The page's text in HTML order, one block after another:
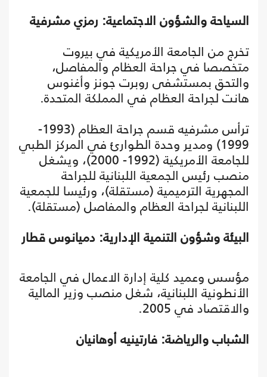
السياحة والشؤون الاجتماعية: رمزي مشرفية
تخرج من الجامعة الأمريكية في بيروت
‏متخصصا ‏‏في جراحة العظام والمفاصل،
والتحق بمستشفى روبرت جونز وأغنوس
هانت لجراحة العظام في المملكة المتحدة.
ترأس مشرفيه قسم جراحة العظام (1993-
1999) ومدير وحدة الطوارئ في المركز الطبي
للجامعة الأمريكية (1992- 2000)، ويشغل
منصب رئيس الجمعية اللبنانية للجراحة
المجهرية الترميمية (مستقلة)، ورئيسا للجمعية
اللبنانية لجراحة العظام ‏والمفاصل (مستقلة).
البيئة وشؤون التنمية الإدارية: دميانوس قطار
مؤسس وعميد كلية إدارة الاعمال في الجامعة
الأنطونية اللبنانية، شغل منصب وزير المالية
والاقتصاد في 2005.
الشباب والرياضة: فارتينيه أوهانيان